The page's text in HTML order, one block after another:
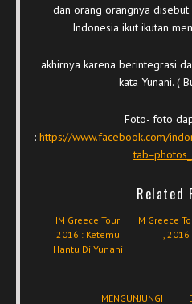
dan orang orangnya disebut
Indonesia ikut ikutan
akhirnya karena berintegrasi
kata Yunani. (
Foto- foto
: https://www.facebook.com/
Related
IM Greece Tour
2016 : Ketemu
Hantu Di Yunani
IM Greece
, 2016
MENGUNJUNGI